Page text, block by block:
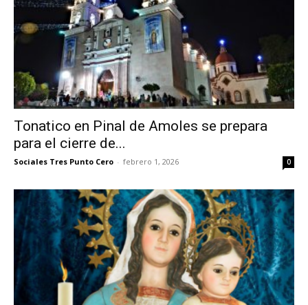
Tonatico en Pinal de Amoles se prepara
para el cierre de...
Sociales Tres Punto Cero - febrero 1, 2026 0